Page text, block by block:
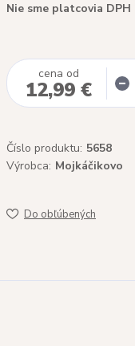
Nie sme platcovia DPH
cena od
12,99 €
Číslo produktu: 5658
Výrobca: Mojkáčikovo
Do obľúbených